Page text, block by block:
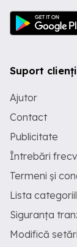
Suport clienți
Ajutor
Contact
Publicitate
Întrebări
Termeni și
Lista
Siguranța
Modifică